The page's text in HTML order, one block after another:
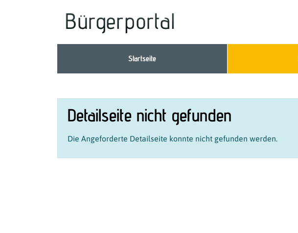
Startseite
Detailseite nicht gefunden
Die Angeforderte Detailseite konnte nicht gefunden werden.